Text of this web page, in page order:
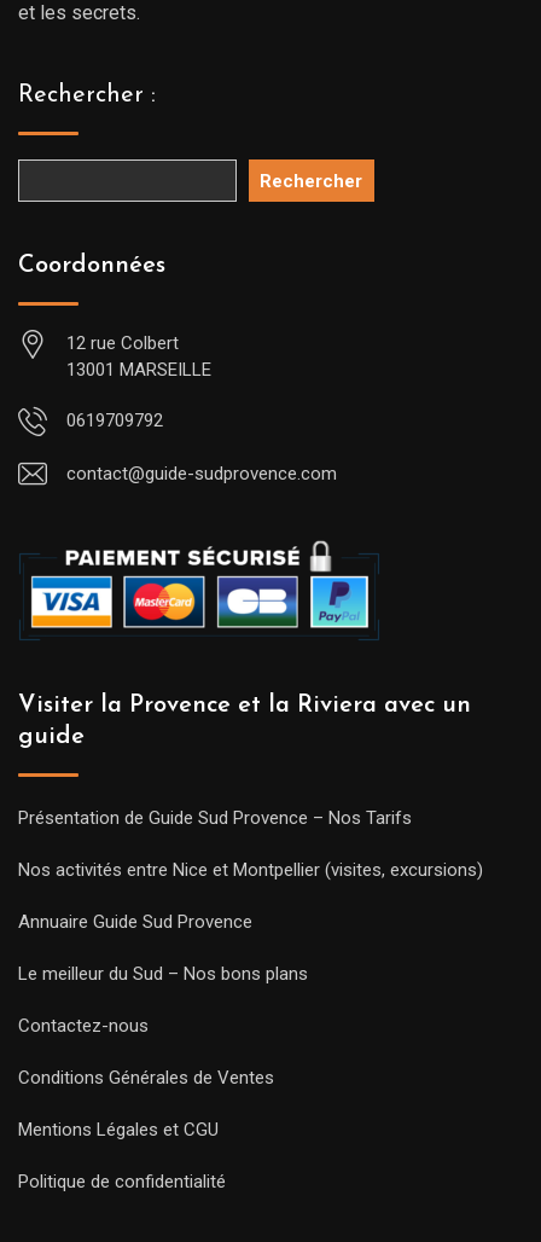
et les secrets.
Rechercher :
Rechercher
Coordonnées
12 rue Colbert
13001 MARSEILLE
0619709792
contact@guide-sudprovence.com
Visiter la Provence et la Riviera avec un
guide
Présentation de Guide Sud Provence – Nos Tarifs
Nos activités entre Nice et Montpellier (visites, excursions)
Annuaire Guide Sud Provence
Le meilleur du Sud – Nos bons plans
Contactez-nous
Conditions Générales de Ventes
Mentions Légales et CGU
Politique de confidentialité